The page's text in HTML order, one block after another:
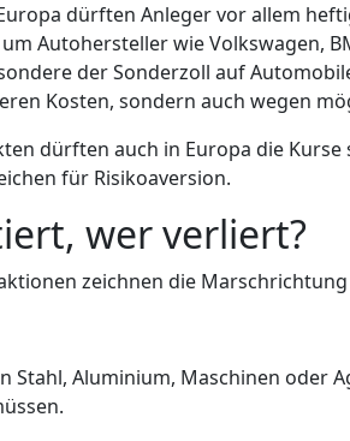
dürften Anleger vor allem
Autohersteller wie Volkswagen,
der Sonderzoll auf
Kosten, sondern auch wegen
dürften auch in Europa die
für Risikoaversion.
wer verliert?
zeichnen die
Stahl, Aluminium, Maschinen